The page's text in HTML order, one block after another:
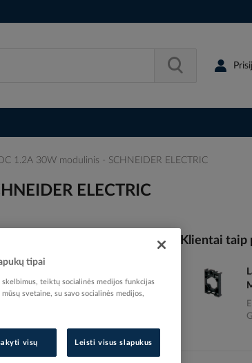
1.2A 30W modulinis - SCHNEIDER ELECTRIC
ELECTRIC
ABLM1A24012
Klientai taip
tipai
teiktų socialinės medijos funkcijas
svetaine, su savo socialinės medijos,
visų Leisti visus slapukus